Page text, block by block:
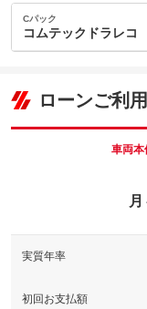
万
パック内容
す。※人気
内：オプシ
ョン価格
(税込)
車両本体価
パック内容
Cパック
コムテックドラレ
車両本体価
144.9
ローンご利
車両本
月
実質年率
初回お支払額